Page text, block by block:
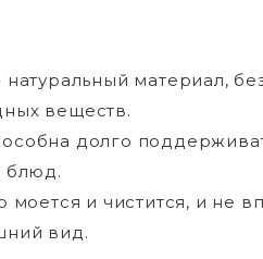
материал,
веществ.
долго
блюд.
и чистится, и не
вид.